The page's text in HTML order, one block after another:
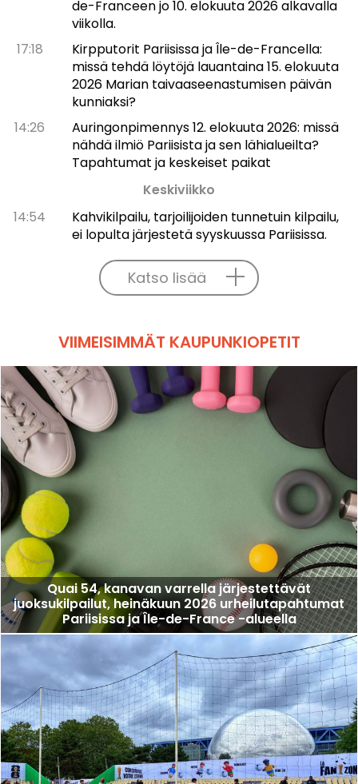
de-Franceen jo 10. elokuuta 2026 alkavalla
viikolla.
17:18
Kirpputorit Pariisissa ja Île-de-Francella:
missä tehdä löytöjä lauantaina 15. elokuuta
2026 Marian taivaaseenastumisen päivän
kunniaksi?
14:26
Auringonpimennys 12. elokuuta 2026: missä
nähdä ilmiö Pariisista ja sen lähialueilta?
Tapahtumat ja keskeiset paikat
Keskiviikko
14:54
Kahvikilpailu, tarjoilijoiden tunnetuin kilpailu,
ei lopulta järjestetä syyskuussa Pariisissa.
Katso lisää
VIIMEISIMMÄT KAUPUNKIOPETIT
Quai 54, kanavan varrella järjestettävät
juoksukilpailut, heinäkuun 2026 urheilutapahtumat
Pariisissa ja Île-de-France -alueella